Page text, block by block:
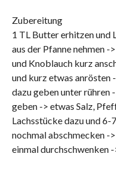
Zubereitung
1 TL Butter erhitzen und
aus der Pfanne nehmen
und Knoblauch kurz
und kurz etwas anrösten
dazu geben unter rühren
geben -> etwas Salz,
Lachsstücke dazu und
nochmal abschmecken -
einmal durchschwenken